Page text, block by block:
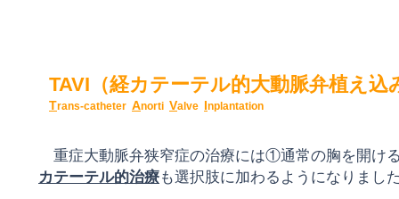
TAVI（経カテーテル的大動脈弁植え 込
Trans-catheter Anorti Valve Inplantation
重症大動脈弁狭窄症の治療には①通常の胸を開け
カテーテル的治療も選択肢に加わるようになり まし